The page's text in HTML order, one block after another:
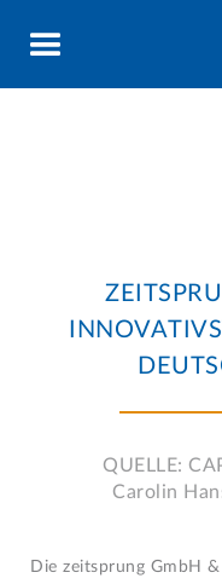
QUELLE:
Carolin
Die zeitsprung GmbH